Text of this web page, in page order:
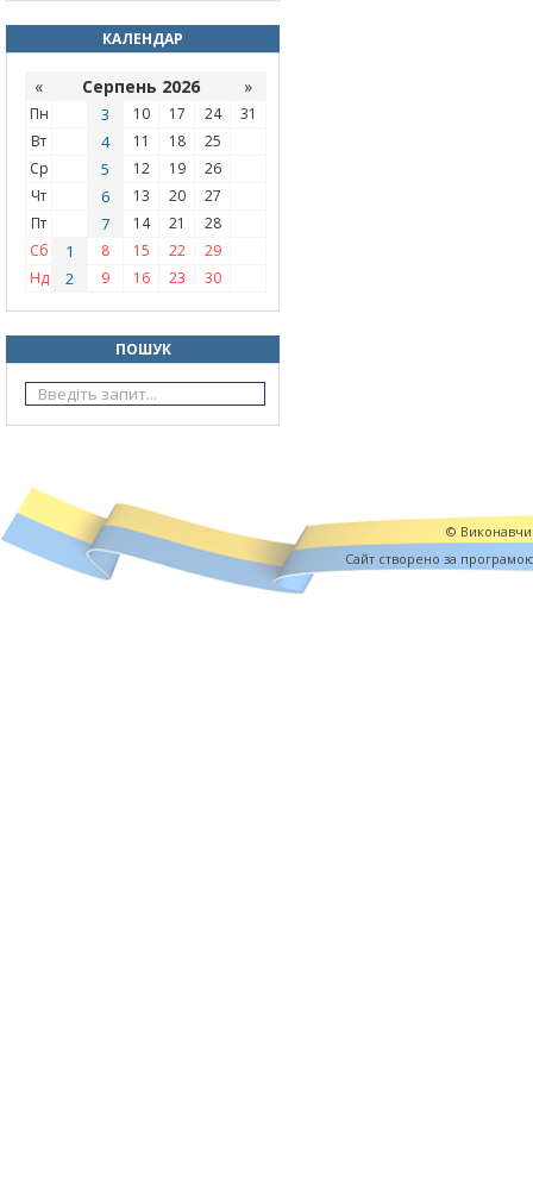
КАЛЕНДАР
« Серпень 2026 »
Пн 3 10 17 24
31
Вт
4 11 18
25
Ср
5 12 19
26
Чт
6 13 20
27
Пт
7 14 21
28
Сб
1 8 15 22
29
Нд
2 9 16 23 30
ПОШУК
©
Cайт створено за